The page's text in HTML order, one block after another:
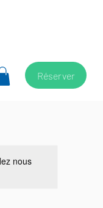
Réserver
nous